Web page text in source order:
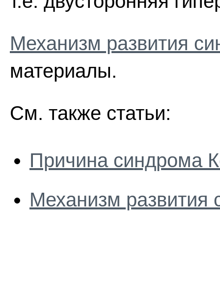
Механизм развития
материалы.
См. также статьи:
Причина синдрома
Механизм развития